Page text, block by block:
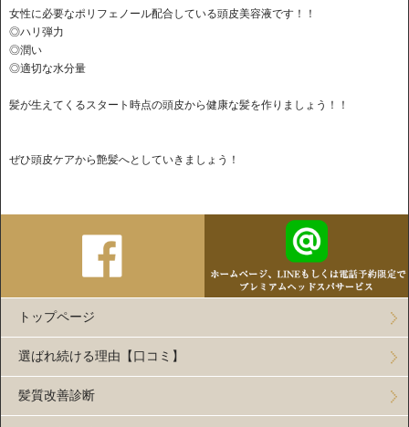
女性に必要なポリフェノール配合している頭皮美容液です！！
◎ハリ弾力
◎潤い
◎適切な水分量
髪が生えてくるスタート時点の頭皮から健康な髪を作りましょう！！
ぜひ頭皮ケアから艶髪へとしていきましょう！
トップページ
選ばれ続ける理由【口コミ】
髪質改善診断